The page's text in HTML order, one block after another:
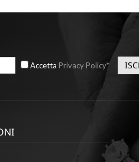
Accetta Privacy Policy*